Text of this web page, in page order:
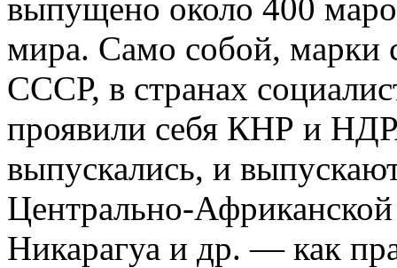
выпущено около 400
мира. Само собой, марки
СССР, в странах
проявили себя КНР и
выпускались, и
Центрально-
Никарагуа и др. — как